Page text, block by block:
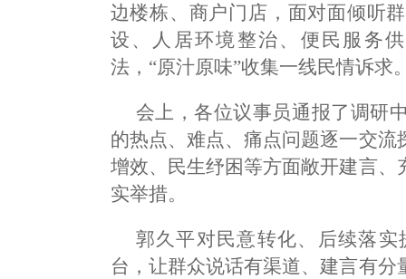
边楼栋、商户门店，面对面倾听
设、人居环境整治、便民服务
法，“原汁原味”收集一线民情诉求
会上，各位议事员通报了调研
的热点、难点、痛点问题逐一交
增效、民生纾困等方面敞开建言
实举措。
郭久平对民意转化、后续落
台，让群众说话有渠道、建言有